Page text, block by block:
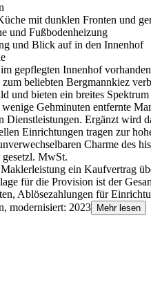
mit dunklen Fronten und
und Fußbodenheizung
und Blick auf in den Innenhof
gepflegten Innenhof
beliebten Bergmannkiez
und bieten ein breites
Gehminuten entfernte
Ergänzt wird
Einrichtungen tragen zur
Charme des
MwSt.
ein Kaufvertrag
für die Provision ist der
Ablösezahlungen für
modernisiert: 2023 Mehr lesen